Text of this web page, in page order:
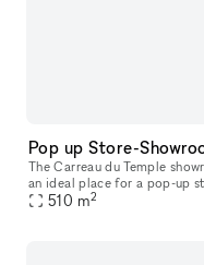
Pop up Store-
The Carreau du Temple
an ideal place for a pop-up
sale. It has the distinction
510 m2